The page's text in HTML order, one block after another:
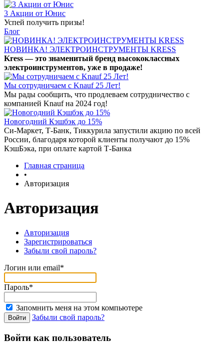
3 Акции от Юнис
Успей получить призы!
Блог
НОВИНКА! ЭЛЕКТРОИНСТРУМЕНТЫ KRESS
Kress — это знаменитый бренд высококлассных
электроинструментов, уже в продаже!
Мы сотрудничаем с Knauf 25 Лет!
Мы рады сообщить, что продлеваем сотрудничество с
компанией Knauf на 2024 год!
Новогодний Кэшбэк до 15%
Си-Маркет, Т-Банк, Тиккурила запустили акцию по всей
России, благодаря которой клиенты получают до 15%
КэшБэка, при оплате картой Т-Банка
Главная страница
•
Авторизация
Авторизация
Авторизация
Зарегистрироваться
Забыли свой пароль?
Логин или email*
Пароль*
Запомнить меня на этом компьютере
Забыли свой пароль?
Войти как пользователь